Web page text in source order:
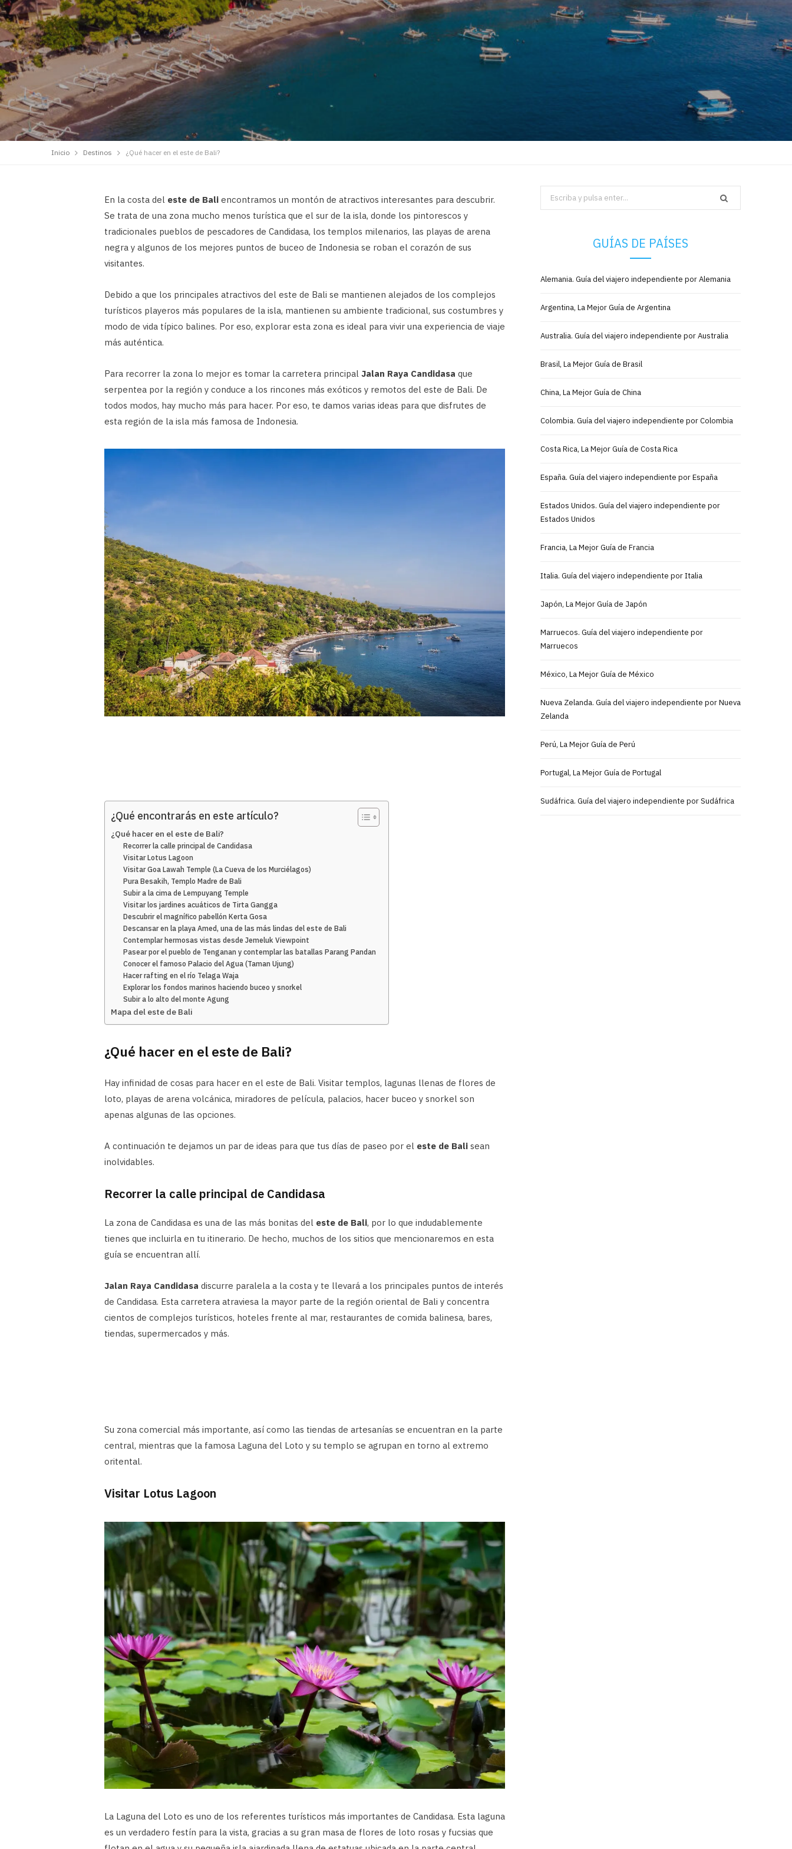
Inicio Destinos ¿Qué hacer en el este de Bali?
En la costa del este de Bali encontramos un montón de atractivos interesantes para descubrir.
Se trata de una zona mucho menos turística que el sur de la isla, donde los pintorescos y
tradicionales pueblos de pescadores de Candidasa, los templos milenarios, las playas de arena
negra y algunos de los mejores puntos de buceo de Indonesia se roban el corazón de sus
visitantes.
Debido a que los principales atractivos del este de Bali se mantienen alejados de los complejos
turísticos playeros más populares de la isla, mantienen su ambiente tradicional, sus costumbres y
modo de vida típico balines. Por eso, explorar esta zona es ideal para vivir una experiencia de viaje
más auténtica.
Para recorrer la zona lo mejor es tomar la carretera principal Jalan Raya Candidasa que
serpentea por la región y conduce a los rincones más exóticos y remotos del este de Bali. De
todos modos, hay mucho más para hacer. Por eso, te damos varias ideas para que disfrutes de
esta región de la isla más famosa de Indonesia.
¿Qué encontrarás en este artículo?
¿Qué hacer en el este de Bali?
Recorrer la calle principal de Candidasa
Visitar Lotus Lagoon
Visitar Goa Lawah Temple (La Cueva de los Murciélagos)
Pura Besakih, Templo Madre de Bali
Subir a la cima de Lempuyang Temple
Visitar los jardines acuáticos de Tirta Gangga
Descubrir el magnífico pabellón Kerta Gosa
Descansar en la playa Amed, una de las más lindas del este de Bali
Contemplar hermosas vistas desde Jemeluk Viewpoint
Pasear por el pueblo de Tenganan y contemplar las batallas Parang Pandan
Conocer el famoso Palacio del Agua (Taman Ujung)
Hacer rafting en el río Telaga Waja
Explorar los fondos marinos haciendo buceo y snorkel
Subir a lo alto del monte Agung
Mapa del este de Bali
¿Qué hacer en el este de Bali?
Hay infinidad de cosas para hacer en el este de Bali. Visitar templos, lagunas llenas de flores de
loto, playas de arena volcánica, miradores de película, palacios, hacer buceo y snorkel son
apenas algunas de las opciones.
A continuación te dejamos un par de ideas para que tus días de paseo por el este de Bali sean
inolvidables.
Recorrer la calle principal de Candidasa
La zona de Candidasa es una de las más bonitas del este de Bali, por lo que indudablemente
tienes que incluirla en tu itinerario. De hecho, muchos de los sitios que mencionaremos en esta
guía se encuentran allí.
Jalan Raya Candidasa discurre paralela a la costa y te llevará a los principales puntos de interés
de Candidasa. Esta carretera atraviesa la mayor parte de la región oriental de Bali y concentra
cientos de complejos turísticos, hoteles frente al mar, restaurantes de comida balinesa, bares,
tiendas, supermercados y más.
Su zona comercial más importante, así como las tiendas de artesanías se encuentran en la parte
central, mientras que la famosa Laguna del Loto y su templo se agrupan en torno al extremo
oritental.
Visitar Lotus Lagoon
La Laguna del Loto es uno de los referentes turísticos más importantes de Candidasa. Esta laguna
es un verdadero festín para la vista, gracias a su gran masa de flores de loto rosas y fucsias que
Search
for:
GUÍAS DE PAÍSES
Alemania. Guía del viajero independiente por Alemania
Argentina, La Mejor Guía de Argentina
Australia. Guía del viajero independiente por Australia
Brasil, La Mejor Guía de Brasil
China, La Mejor Guía de China
Colombia. Guía del viajero independiente por Colombia
Costa Rica, La Mejor Guía de Costa Rica
España. Guía del viajero independiente por España
Estados Unidos. Guía del viajero independiente por
Estados Unidos
Francia, La Mejor Guía de Francia
Italia. Guía del viajero independiente por Italia
Japón, La Mejor Guía de Japón
Marruecos. Guía del viajero independiente por
Marruecos
México, La Mejor Guía de México
Nueva Zelanda. Guía del viajero independiente por Nueva
Zelanda
Perú, La Mejor Guía de Perú
Portugal, La Mejor Guía de Portugal
Sudáfrica. Guía del viajero independiente por Sudáfrica